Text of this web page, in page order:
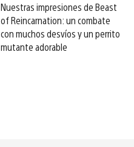
Nuestras impresiones de Beast
of Reincarnation: un combate
con muchos desvíos y un perrito
mutante adorable